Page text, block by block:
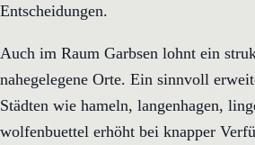
Entscheidungen.
Auch im Raum Garbsen lohnt ein
nahegelegene Orte. Ein sinnvoll
Städten wie hameln, langenhagen,
wolfenbuettel erhöht bei knapper